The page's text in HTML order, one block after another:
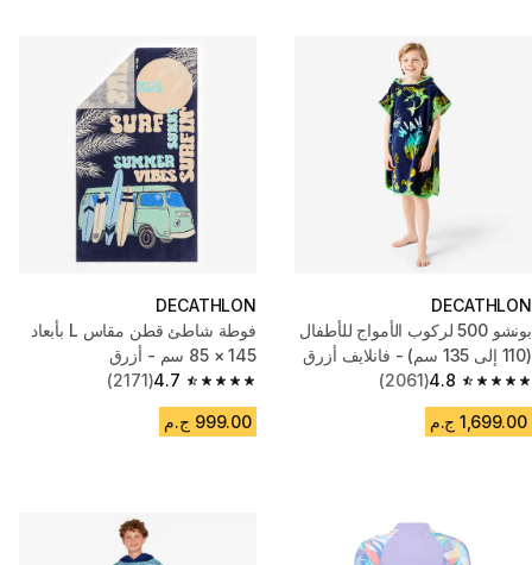
DECATHLON
بونشو 500 لركوب الأمواج للأطفال
(110 إلى 135 سم) - فانلايف أزرق
4.8
4.8 out of 5 stars from 2061 reviews
(2061)
1,699.00 ج.م
DECATHLON
فوطة شاطئ قطن مقاس L بأبعاد
145 × 85 سم - أزرق
4.7
4.7 out of 5 stars from 2171 reviews
(2171)
999.00 ج.م